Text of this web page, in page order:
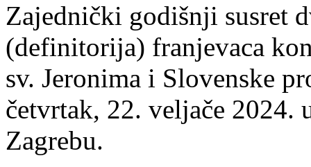
Zajednički godišnji susret
(definitorija) franjevaca
sv. Jeronima i Slovenske
četvrtak, 22. veljače 2024.
Zagrebu.